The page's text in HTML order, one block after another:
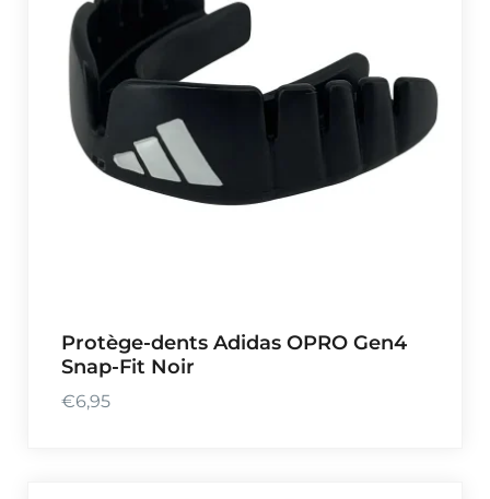
Protège-dents Adidas OPRO Gen4
Snap-Fit Noir
€6,95